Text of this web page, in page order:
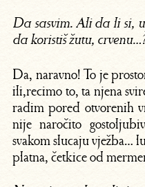
Da sasvim. Ali da li si,
da koristiš žutu,
Da, naravno! To je
ili,recimo to, ta njena
radim pored otvorenih
nije naročito
svakom slucaju vježba…
platna, četkice od